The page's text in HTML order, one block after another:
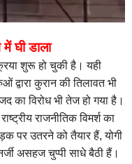
घी डाला
शुरू हो चुकी है। यही
द्वारा कुरान की तिलावत भी
का विरोध भी तेज हो गया है।
राजनीतिक विमर्श का
पर उतरने को तैयार हैं, योगी
असहज चुप्पी साधे बैठी हैं।